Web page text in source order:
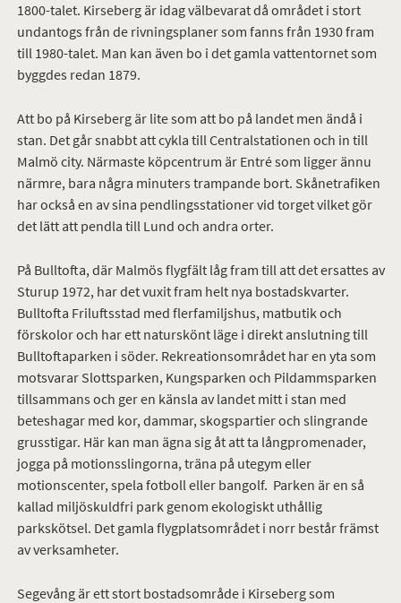
1800-talet. Kirseberg är idag välbevarat då området i stort
undantogs från de rivningsplaner som fanns från 1930 fram
till 1980-talet. Man kan även bo i det gamla vattentornet som
byggdes redan 1879.
Att bo på Kirseberg är lite som att bo på landet men ändå i
stan. Det går snabbt att cykla till Centralstationen och in till
Malmö city. Närmaste köpcentrum är Entré som ligger ännu
närmre, bara några minuters trampande bort. Skånetrafiken
har också en av sina pendlingsstationer vid torget vilket gör
det lätt att pendla till Lund och andra orter.
På Bulltofta, där Malmös flygfält låg fram till att det ersattes av
Sturup 1972, har det vuxit fram helt nya bostadskvarter.
Bulltofta Friluftsstad med flerfamiljshus, matbutik och
förskolor och har ett naturskönt läge i direkt anslutning till
Bulltoftaparken i söder. Rekreationsområdet har en yta som
motsvarar Slottsparken, Kungsparken och Pildammsparken
tillsammans och ger en känsla av landet mitt i stan med
beteshagar med kor, dammar, skogspartier och slingrande
grusstigar. Här kan man ägna sig åt att ta långpromenader,
jogga på motionsslingorna, träna på utegym eller
motionscenter, spela fotboll eller bangolf. Parken är en så
kallad miljöskuldfri park genom ekologiskt uthållig
parkskötsel. Det gamla flygplatsområdet i norr består främst
av verksamheter.
Segevång är ett stort bostadsområde i Kirseberg som